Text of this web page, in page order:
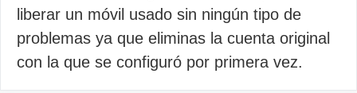
liberar un móvil usado sin ningún tipo de
problemas ya que eliminas la cuenta original
con la que se configuró por primera vez.